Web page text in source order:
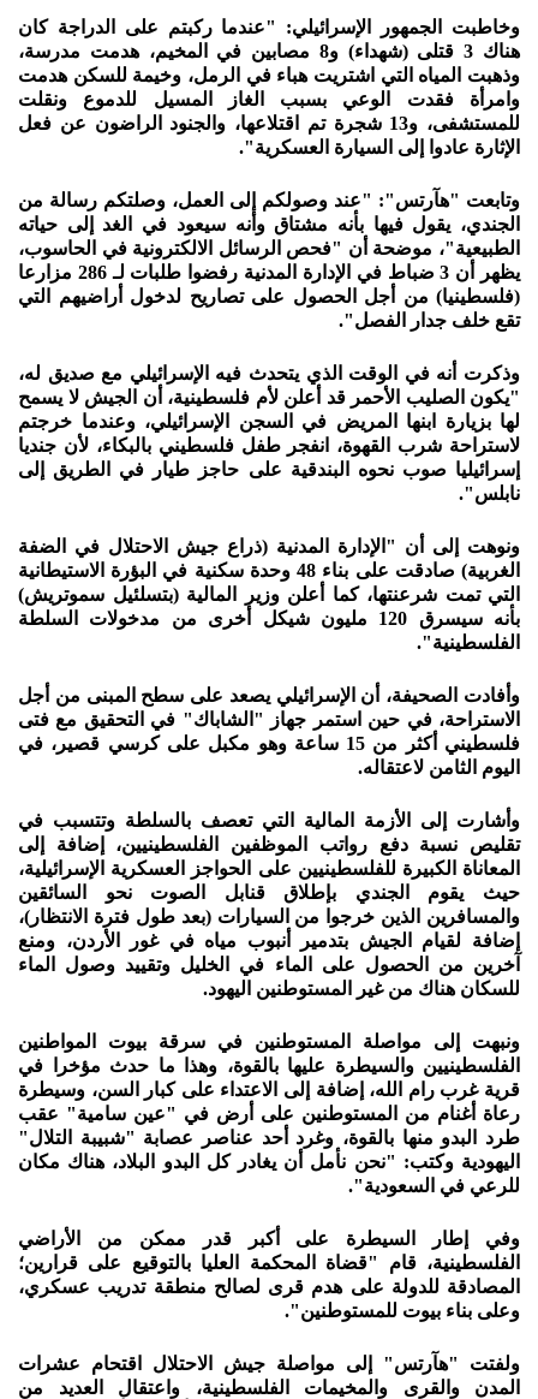
وخاطبت الجمهور الإسرائيلي: "عندما ركبتم على الدراجة كان
هناك 3 قتلى (شهداء) و8 مصابين في المخيم، هدمت مدرسة،
وذهبت المياه التي اشتريت هباء في الرمل، وخيمة للسكن هدمت
وامرأة فقدت الوعي بسبب الغاز المسيل للدموع ونقلت
للمستشفى، و13 شجرة تم اقتلاعها، والجنود الراضون عن فعل
الإثارة عادوا إلى السيارة العسكرية".
وتابعت "هآرتس": "عند وصولكم إلى العمل، وصلتكم رسالة من
الجندي، يقول فيها بأنه مشتاق وأنه سيعود في الغد إلى حياته
الطبيعية"، موضحة أن "فحص الرسائل الالكترونية في الحاسوب،
يظهر أن 3 ضباط في الإدارة المدنية رفضوا طلبات لـ 286 مزارعا
(فلسطينيا) من أجل الحصول على تصاريح لدخول أراضيهم التي
تقع خلف جدار الفصل".
وذكرت أنه في الوقت الذي يتحدث فيه الإسرائيلي مع صديق له،
"يكون الصليب الأحمر قد أعلن لأم فلسطينية، أن الجيش لا يسمح
لها بزيارة ابنها المريض في السجن الإسرائيلي، وعندما خرجتم
لاستراحة شرب القهوة، انفجر طفل فلسطيني بالبكاء، لأن جنديا
إسرائيليا صوب نحوه البندقية على حاجز طيار في الطريق إلى
نابلس".
ونوهت إلى أن "الإدارة المدنية (ذراع جيش الاحتلال في الضفة
الغربية) صادقت على بناء 48 وحدة سكنية في البؤرة الاستيطانية
التي تمت شرعنتها، كما أعلن وزير المالية (بتسلئيل سموتريش)
بأنه سيسرق 120 مليون شيكل أخرى من مدخولات السلطة
الفلسطينية".
وأفادت الصحيفة، أن الإسرائيلي يصعد على سطح المبنى من أجل
الاستراحة، في حين استمر جهاز "الشاباك" في التحقيق مع فتى
فلسطيني أكثر من 15 ساعة وهو مكبل على كرسي قصير، في
اليوم الثامن لاعتقاله.
وأشارت إلى الأزمة المالية التي تعصف بالسلطة وتتسبب في
تقليص نسبة دفع رواتب الموظفين الفلسطينيين، إضافة إلى
المعاناة الكبيرة للفلسطينيين على الحواجز العسكرية الإسرائيلية،
حيث يقوم الجندي بإطلاق قنابل الصوت نحو السائقين
والمسافرين الذين خرجوا من السيارات (بعد طول فترة الانتظار)،
إضافة لقيام الجيش بتدمير أنبوب مياه في غور الأردن، ومنع
آخرين من الحصول على الماء في الخليل وتقييد وصول الماء
للسكان هناك من غير المستوطنين اليهود.
ونبهت إلى مواصلة المستوطنين في سرقة بيوت المواطنين
الفلسطينيين والسيطرة عليها بالقوة، وهذا ما حدث مؤخرا في
قرية غرب رام الله، إضافة إلى الاعتداء على كبار السن، وسيطرة
رعاة أغنام من المستوطنين على أرض في "عين سامية" عقب
طرد البدو منها بالقوة، وغرد أحد عناصر عصابة "شبيبة التلال"
اليهودية وكتب: "نحن نأمل أن يغادر كل البدو البلاد، هناك مكان
للرعي في السعودية".
وفي إطار السيطرة على أكبر قدر ممكن من الأراضي
الفلسطينية، قام "قضاة المحكمة العليا بالتوقيع على قرارين؛
المصادقة للدولة على هدم قرى لصالح منطقة تدريب عسكري،
وعلى بناء بيوت للمستوطنين".
ولفتت "هآرتس" إلى مواصلة جيش الاحتلال اقتحام عشرات
المدن والقرى والمخيمات الفلسطينية، واعتقال العديد من